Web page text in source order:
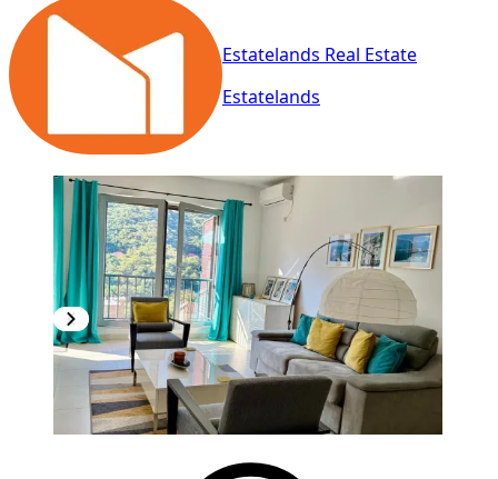
Estatelands Real Estate
Estatelands